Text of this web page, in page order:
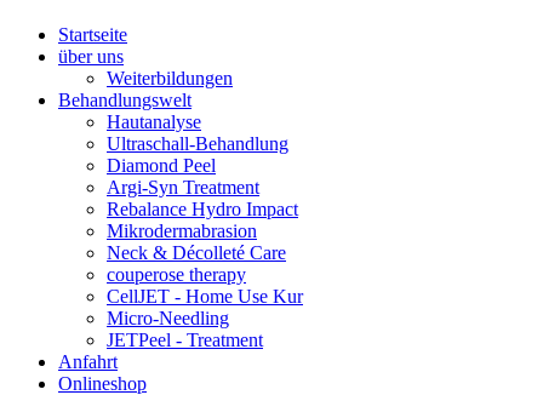
Startseite
über uns
Weiterbildungen
Behandlungswelt
Hautanalyse
Ultraschall-Behandlung
Diamond Peel
Argi-Syn Treatment
Rebalance Hydro Impact
Mikrodermabrasion
Neck & Décolleté Care
couperose therapy
CellJET - Home Use Kur
Micro-Needling
JETPeel - Treatment
Anfahrt
Onlineshop